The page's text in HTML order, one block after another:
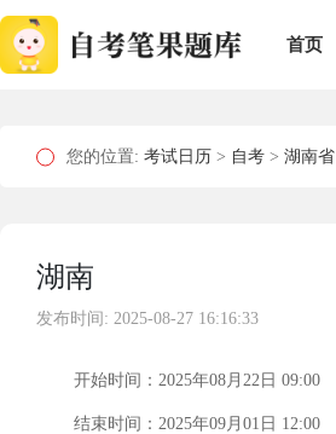
首页
您的位置: 考试日历 > 自考 > 湖南省
湖南
发布时间: 2025-08-27 16:16:33
开始时间：2025年08月22日 09:00
结束时间：2025年09月01日 12:00